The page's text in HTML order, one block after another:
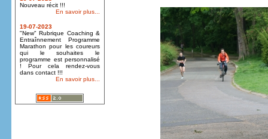
Nouveau récit !!!
En savoir plus...
19-07-2023
"New" Rubrique Coaching &
Entraînnement Programme
Marathon pour les coureurs
qui le souhaites le
programme est personnalisé
! Pour cela rendez-vous
dans contact !!!
En savoir plus...